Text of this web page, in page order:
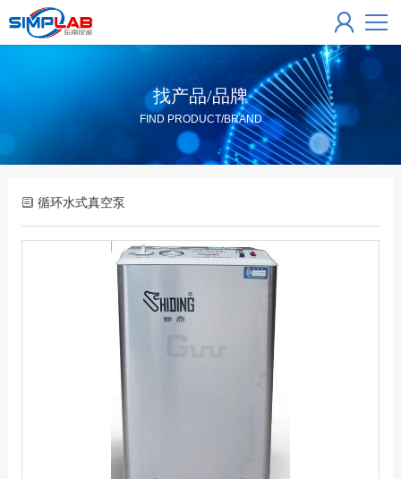
找产品/品牌
FIND PRODUCT/BRAND
循环水式真空泵